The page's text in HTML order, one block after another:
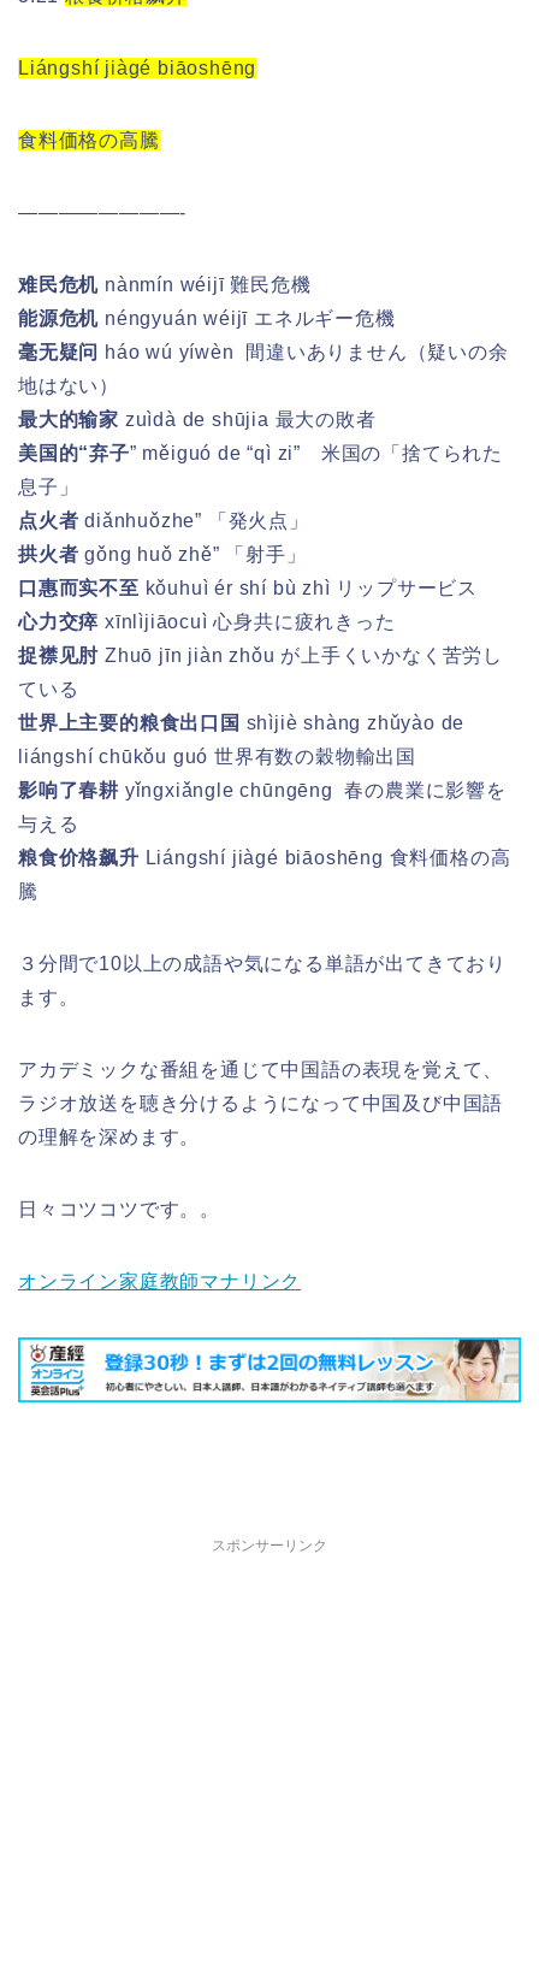
Liángshí jiàgé biāoshēng
食料価格の高騰
————————-
难民危机 nànmín wéijī難民危機
能源危机 néngyuán wéijī エネルギー危機
毫无疑问 háo wú yíwèn
間違いありません（疑いの余
地はない）
最大的输家 zuìdà de shūjia 最大の敗者
美国的“弃子” měiguó de “qì zi” 米国の「捨てられた
息子」
点火者 diǎnhuǒzhe” 「発火点」
拱火者 gǒng huǒ zhě” 「射手」
口惠而实不至 kǒuhuì ér shí bù zhì リップサービス
心力交瘁 xīnlìjiāocuì心身共に疲れきった
捉襟见肘 Zhuō jīn jiàn zhǒu が上手くいかなく苦労し
ている
世界上主要的粮食出口国 shìjiè shàng zhǔyào de
liángshí chūkǒu guó世界有数の穀物輸出国
影响了春耕 yǐngxiǎngle chūngēng春の農業に影響を
与える
粮食价格飙升 Liángshí jiàgé biāoshēng 食料価格の高
騰
３分間で10以上の成語や気になる単語が出てきており
ます。
アカデミックな番組を通じて中国語の表現を覚えて、
ラジオ放送を聴き分けるようになって中国及び中国語
の理解を深めます。
日々コツコツです。。
オンライン家庭教師マナリンク
スポンサーリンク